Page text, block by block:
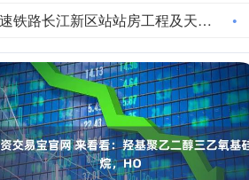
据湖北发布，根据《新建合肥至武汉高速铁路长江新区站站房工程及天河站站区相关工程HWZF-1(HBSJ-202401TL-010023001)资审文件公告》，长江新区站计划开工时间和竣工时间均已明确：计划开工日期2026年9月1日，计划竣工日期2028年6月30日，计划工期668日历天。长江新区站位于武汉中北部，北靠黄陂区，南依长江新城。车站西距武汉天河站22.86km，东距红安站24.726km。